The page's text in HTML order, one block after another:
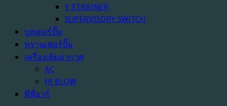
Y STRAINER
SUPERVISORY SWITCH
บูสเตอร์ปั๊ม
ทรานเฟอร์ปั๊ม
เครื่องเติมอากาศ
AC
HI BLOW
พีพีอาร์